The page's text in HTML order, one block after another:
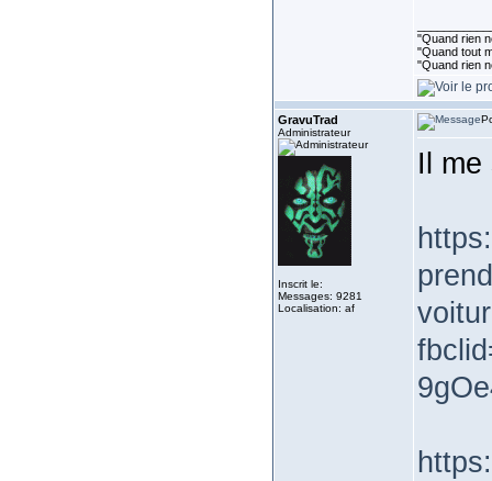
"Quand rien
"Quand tout
"Quand rien
GravuTrad
Administrateur
Inscrit le:
Messages: 9281
Localisation: af
Il me